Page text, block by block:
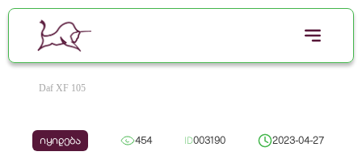
Daf XF 105
იყიდება 454 ID003190 2023-04-27